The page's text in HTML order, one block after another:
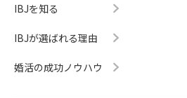
IBJを知る
IBJが選ばれる理由
婚活の成功ノウハウ